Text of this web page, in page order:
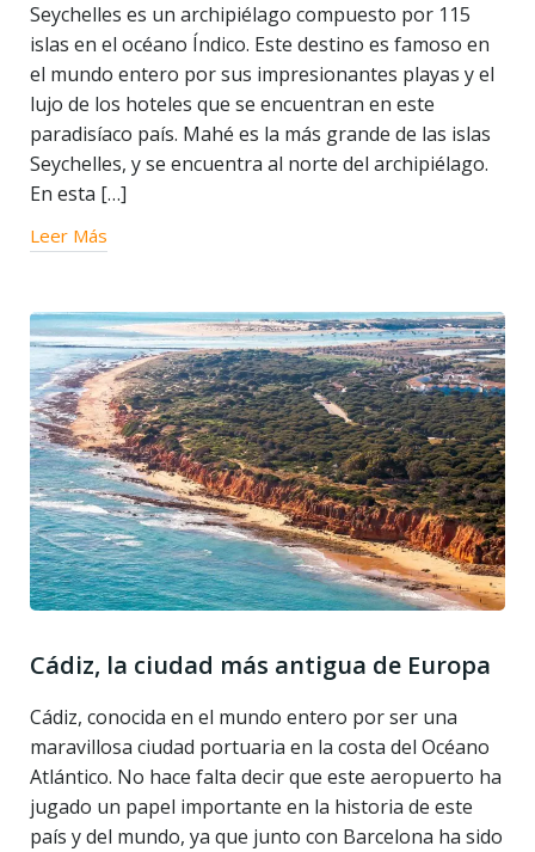
Seychelles es un archipiélago compuesto por 115
islas en el océano Índico. Este destino es famoso en
el mundo entero por sus impresionantes playas y el
lujo de los hoteles que se encuentran en este
paradisíaco país. Mahé es la más grande de las islas
Seychelles, y se encuentra al norte del archipiélago.
En esta […]
Leer Más
Cádiz, la ciudad más antigua de Europa
Cádiz, conocida en el mundo entero por ser una
maravillosa ciudad portuaria en la costa del Océano
Atlántico. No hace falta decir que este aeropuerto ha
jugado un papel importante en la historia de este
país y del mundo, ya que junto con Barcelona ha sido